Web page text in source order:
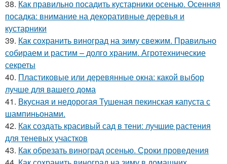
38. Как правильно посадить кустарники осенью. Осенняя
посадка: внимание на декоративные деревья и
кустарники
39. Как сохранить виноград на зиму свежим. Правильно
собираем и растим – долго храним. Агротехнические
секреты
40. Пластиковые или деревянные окна: какой выбор
лучше для вашего дома
41. Вкусная и недорогая Тушеная пекинская капуста с
шампиньонами.
42. Как создать красивый сад в тени: лучшие растения
для теневых участков
43. Как обрезать виноград осенью. Сроки проведения